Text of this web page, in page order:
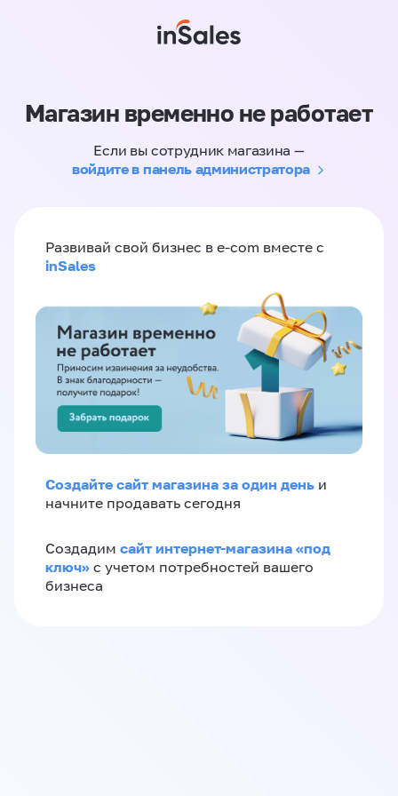
Магазин временно не работает
Если вы сотрудник магазина —
войдите в панель администратора
Развивай свой бизнес в e-com вместе с
inSales
Создайте сайт магазина за один день и
начните продавать сегодня
Создадим сайт интернет-магазина «под
ключ» с учетом потребностей вашего
бизнеса